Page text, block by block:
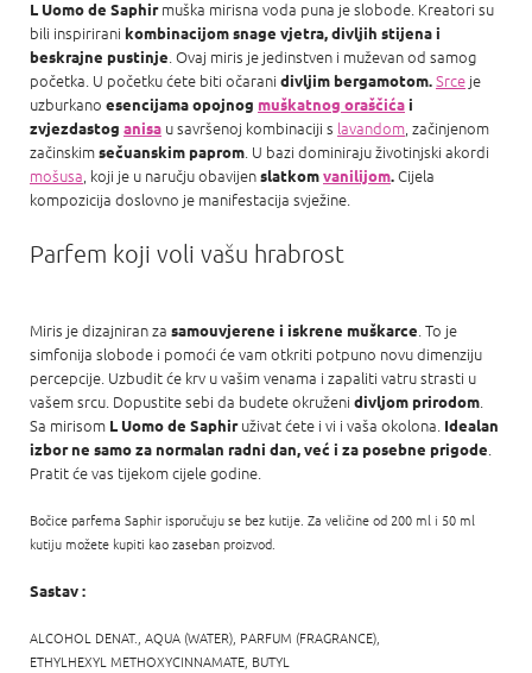
L Uomo de Saphirmuška mirisna voda puna je slobode. Kreatori su
bili inspirirani kombinacijom snage vjetra, divljih stijena i
beskrajne pustinje. Ovaj miris je jedinstven i muževan od samog
početka. U početku ćete biti očarani divljim bergamotom.Srce je
uzburkano esencijama opojnog muškatnog oraščićai
zvjezdastog anisa u savršenoj kombinaciji s lavandom, začinjenom
začinskimsečuanskim paprom. U bazi dominiraju životinjski akordi
mošusa, koji je u naručju obavijenslatkomvanilijom.Cijela
kompozicija doslovno je manifestacija svježine.
Parfem koji voli vašu hrabrost
Miris je dizajniran za samouvjerene i iskrene muškarce. To je
simfonija slobode i pomoći će vam otkriti potpuno novu dimenziju
percepcije. Uzbudit će krv u vašim venama i zapaliti vatru strasti u
vašem srcu. Dopustite sebi da budete okruženi divljom prirodom.
Sa mirisom L Uomo de Saphiruživat ćete i vi i vaša okolona. Idealan
izbor ne samo za normalan radni dan, već i za posebne prigode.
Pratit će vas tijekom cijele godine.
Bočice parfema Saphir isporučuju se bez kutije. Za veličine od 200 ml i 50 ml
kutiju možete kupiti kao zaseban proizvod.
Sastav :
ALCOHOL DENAT., AQUA (WATER), PARFUM (FRAGRANCE),
ETHYLHEXYL METHOXYCINNAMATE, BUTYL